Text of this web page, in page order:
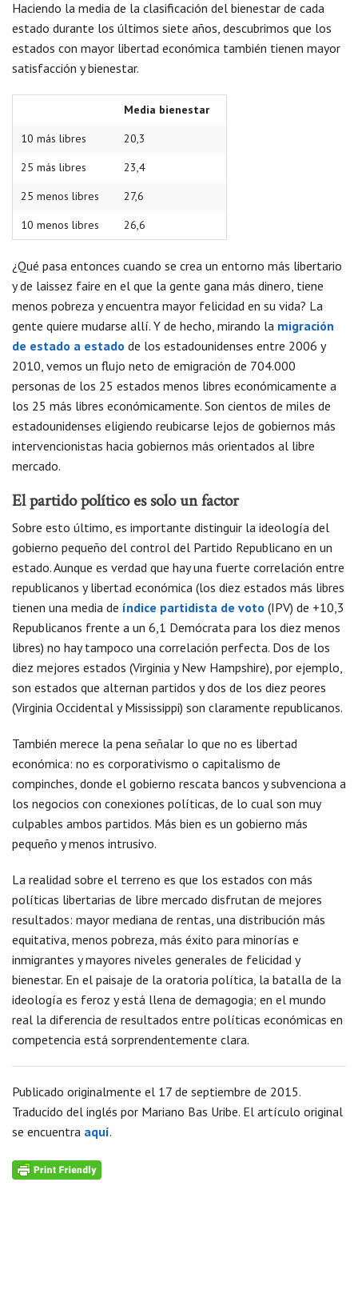
Haciendo la media de la clasificación del bienestar de cada
estado durante los últimos siete años, descubrimos que los
estados con mayor libertad económica también tienen mayor
satisfacción y bienestar.
Media bienestar
10 más libres
20,3
25 más libres
23,4
25 menos libres
27,6
10 menos libres
26,6
¿Qué pasa entonces cuando se crea un entorno más libertario
y de laissez faire en el que la gente gana más dinero, tiene
menos pobreza y encuentra mayor felicidad en su vida? La
gente quiere mudarse allí. Y de hecho, mirando la migración
de estado a estado de los estadounidenses entre 2006 y
2010, vemos un flujo neto de emigración de 704.000
personas de los 25 estados menos libres económicamente a
los 25 más libres económicamente. Son cientos de miles de
estadounidenses eligiendo reubicarse lejos de gobiernos más
intervencionistas hacia gobiernos más orientados al libre
mercado.
El partido político es solo un factor
Sobre esto último, es importante distinguir la ideología del
gobierno pequeño del control del Partido Republicano en un
estado. Aunque es verdad que hay una fuerte correlación entre
republicanos y libertad económica (los diez estados más libres
tienen una media de índice partidista de voto (IPV) de +10,3
Republicanos frente a un 6,1 Demócrata para los diez menos
libres) no hay tampoco una correlación perfecta. Dos de los
diez mejores estados (Virginia y New Hampshire), por ejemplo,
son estados que alternan partidos y dos de los diez peores
(Virginia Occidental y Mississippi) son claramente republicanos.
También merece la pena señalar lo que no es libertad
económica: no es corporativismo o capitalismo de
compinches, donde el gobierno rescata bancos y subvenciona a
los negocios con conexiones políticas, de lo cual son muy
culpables ambos partidos. Más bien es un gobierno más
pequeño y menos intrusivo.
La realidad sobre el terreno es que los estados con más
políticas libertarias de libre mercado disfrutan de mejores
resultados: mayor mediana de rentas, una distribución más
equitativa, menos pobreza, más éxito para minorías e
inmigrantes y mayores niveles generales de felicidad y
bienestar. En el paisaje de la oratoria política, la batalla de la
ideología es feroz y está llena de demagogia; en el mundo
real la diferencia de resultados entre políticas económicas en
competencia está sorprendentemente clara.
Publicado originalmente el 17 de septiembre de 2015.
Traducido del inglés por Mariano Bas Uribe. El artículo original
se encuentra aquí.